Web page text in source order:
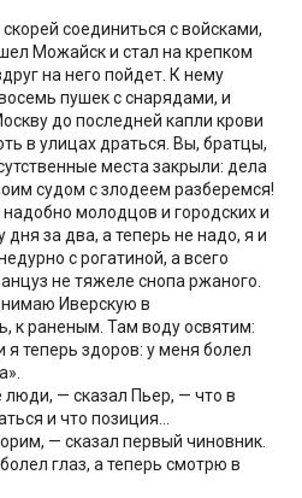
соединиться с войсками,
Можайск и стал на крепком
на него пойдет. К нему
пушек с снарядами, и
до последней капли крови
в улицах драться. Вы, братцы,
места закрыли: дела
судом с злодеем разберемся!
молодцов и городских и
дня за два, а теперь не надо, я и
с рогатиной, а всего
не тяжеле снопа ржаного.
Иверскую в
к раненым. Там воду освятим:
теперь здоров: у меня болел
— сказал Пьер, — что в
и что позиция…
— сказал первый чиновник.
глаз, а теперь смотрю в